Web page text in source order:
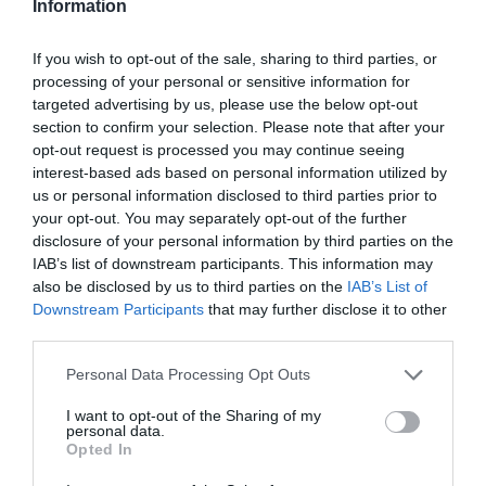
Information
If you wish to opt-out of the sale, sharing to third parties, or
processing of your personal or sensitive information for
targeted advertising by us, please use the below opt-out
section to confirm your selection. Please note that after your
opt-out request is processed you may continue seeing
interest-based ads based on personal information utilized by
us or personal information disclosed to third parties prior to
your opt-out. You may separately opt-out of the further
disclosure of your personal information by third parties on the
IAB’s list of downstream participants. This information may
also be disclosed by us to third parties on the IAB’s List of
Downstream Participants that may further disclose it to other
Please note that this website/app uses one or more Google
not limited to your visit or usage behaviour. You may click to
grant or deny consent to Google and its third-party tags to
use your data for below specified purposes in below Google
Personal Data Processing Opt Outs
I want to opt-out of the Sharing of my
personal data.
Opted In
TAGS: ΚΡΑΣΙ ΚΤΗΜΑ ΣΙΓΑΛΑ ΚΥΡ ΓΙΑΝΝΗ
ΠΕΡΙΣΣΟΤΕΡA